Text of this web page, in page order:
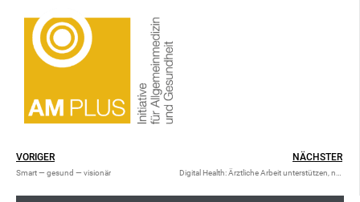
VORIGER
Smart — gesund — visionär
NÄCHSTER